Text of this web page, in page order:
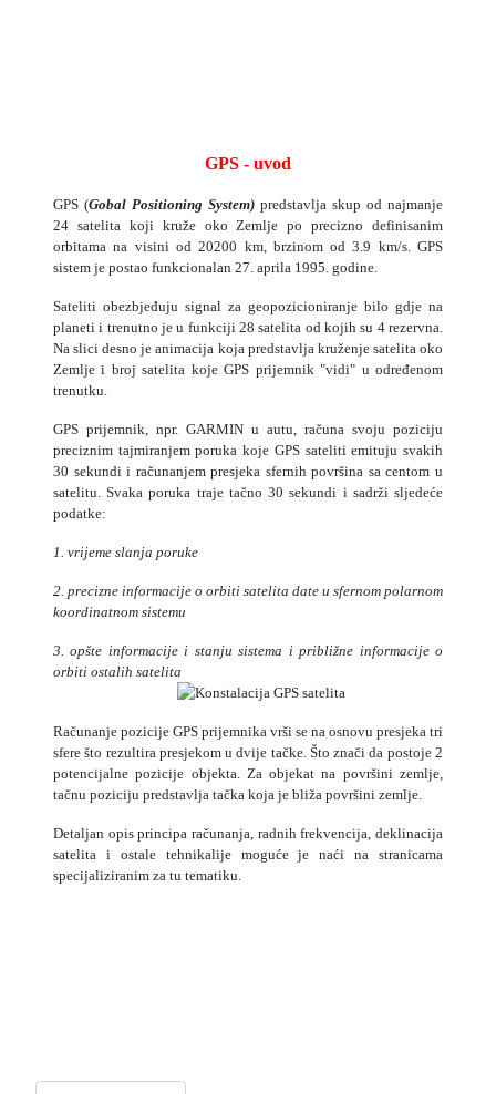
GPS - uvod
GPS (Gobal Positioning System) predstavlja skup od najmanje
24 satelita koji kruže oko Zemlje po precizno definisanim
orbitama na visini od 20200 km, brzinom od 3.9 km/s. GPS
sistem je postao funkcionalan 27. aprila 1995. godine.
Sateliti obezbjeđuju signal za geopozicioniranje bilo gdje na
planeti i trenutno je u funkciji 28 satelita od kojih su 4 rezervna.
Na slici desno je animacija koja predstavlja kruženje satelita oko
Zemlje i broj satelita koje GPS prijemnik "vidi" u određenom
trenutku.
GPS prijemnik, npr. GARMIN u autu, računa svoju poziciju
preciznim tajmiranjem poruka koje GPS sateliti emituju svakih
30 sekundi i računanjem presjeka sfernih površina sa centom u
satelitu. Svaka poruka traje tačno 30 sekundi i sadrži sljedeće
podatke:
1. vrijeme slanja poruke
2. precizne informacije o orbiti satelita date u sfernom polarnom
koordinatnom sistemu
3. opšte informacije i stanju sistema i približne informacije o
orbiti ostalih satelita
Računanje pozicije GPS prijemnika vrši se na osnovu presjeka tri
sfere što rezultira presjekom u dvije tačke. Što znači da postoje 2
potencijalne pozicije objekta. Za objekat na površini zemlje,
tačnu poziciju predstavlja tačka koja je bliža površini zemlje.
Detaljan opis principa računanja, radnih frekvencija, deklinacija
satelita i ostale tehnikalije moguće je naći na stranicama
specijaliziranim za tu tematiku.